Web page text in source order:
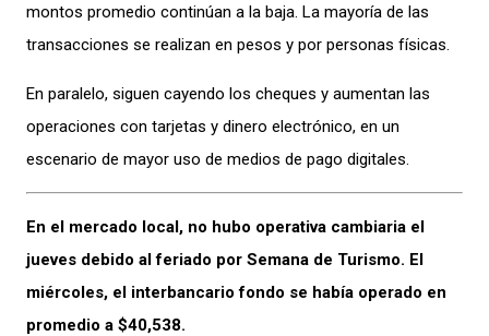
montos promedio continúan a la baja. La mayoría de las
transacciones se realizan en pesos y por personas físicas.
En paralelo, siguen cayendo los cheques y aumentan las
operaciones con tarjetas y dinero electrónico, en un
escenario de mayor uso de medios de pago digitales.
En el mercado local, no hubo operativa cambiaria el
jueves debido al feriado por Semana de Turismo. El
miércoles, el interbancario fondo se había operado en
promedio a $40,538.